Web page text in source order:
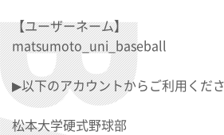
【ユーザーネーム】
matsumoto_uni_baseball
▶以下のアカウントからご利用くださ
松本大学硬式野球部